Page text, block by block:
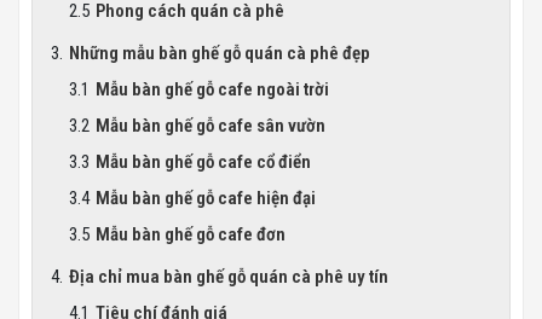
Phong cách quán cà phê
Những mẫu bàn ghế gỗ quán cà phê đẹp
Mẫu bàn ghế gỗ cafe ngoài trời
Mẫu bàn ghế gỗ cafe sân vườn
Mẫu bàn ghế gỗ cafe cổ điển
Mẫu bàn ghế gỗ cafe hiện đại
Mẫu bàn ghế gỗ cafe đơn
Địa chỉ mua bàn ghế gỗ quán cà phê uy tín
Tiêu chí đánh giá